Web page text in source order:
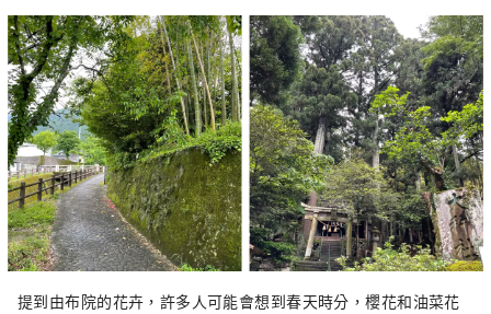
提到由布院的花卉，許多人可能會想到春天時分，櫻花和油菜花